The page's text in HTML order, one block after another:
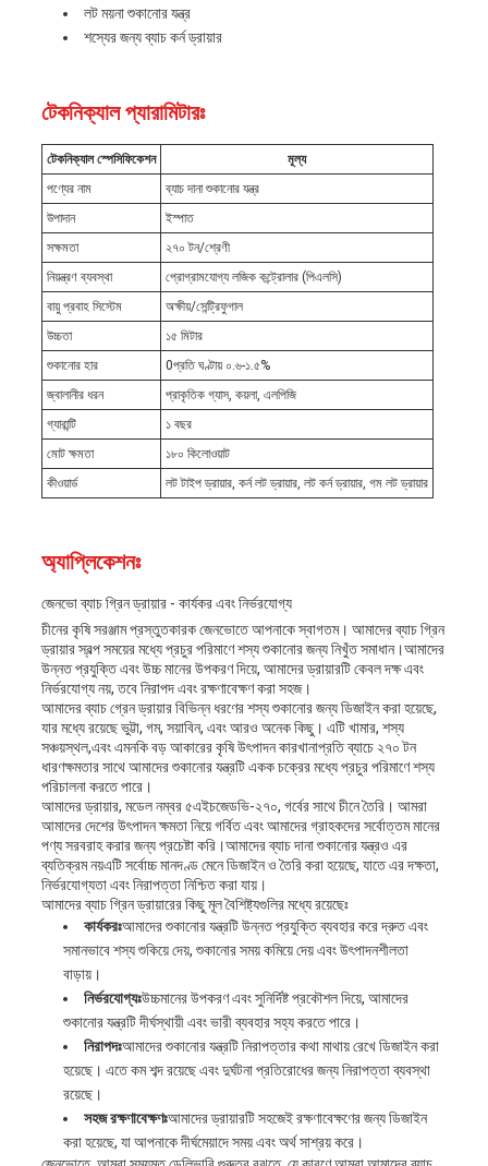
লট ময়না শুকানোর যন্ত্র
শস্যের জন্য ব্যাচ কর্ন ড্রায়ার
টেকনিক্যাল প্যারামিটারঃ
টেকনিক্যাল স্পেসিফিকেশন
মূল্য
পণ্যের নাম
ব্যাচ দানা শুকানোর যন্ত্র
উপাদান
ইস্পাত
সক্ষমতা
২৭০ টন/শ্রেণী
নিয়ন্ত্রণ ব্যবস্থা
প্রোগ্রামযোগ্য লজিক কন্ট্রোলার (পিএলসি)
বায়ু প্রবাহ সিস্টেম
অক্ষীয়/সেন্ট্রিফুগাল
উচ্চতা
১৫ মিটার
শুকানোর হার
0প্রতি ঘণ্টায় ০.৬-১.৫%
জ্বালানীর ধরন
প্রাকৃতিক গ্যাস, কয়লা, এলপিজি
গ্যারান্টি
১ বছর
মোট ক্ষমতা
১৮০ কিলোওয়াট
কীওয়ার্ড
লট টাইপ ড্রায়ার, কর্ন লট ড্রায়ার, লট কর্ন ড্রায়ার, গম লট ড্রায়ার
অ্যাপ্লিকেশনঃ
জেনভো ব্যাচ গ্রিন ড্রায়ার - কার্যকর এবং নির্ভরযোগ্য
চীনের কৃষি সরঞ্জাম প্রস্তুতকারক জেনভোতে আপনাকে স্বাগতম। আমাদের ব্যাচ গ্রিন
ড্রায়ার স্বল্প সময়ের মধ্যে প্রচুর পরিমাণে শস্য শুকানোর জন্য নিখুঁত সমাধান।আমাদের
উন্নত প্রযুক্তি এবং উচ্চ মানের উপকরণ দিয়ে, আমাদের ড্রায়ারটি কেবল দক্ষ এবং
নির্ভরযোগ্য নয়, তবে নিরাপদ এবং রক্ষণাবেক্ষণ করা সহজ।
আমাদের ব্যাচ গ্রেন ড্রায়ার বিভিন্ন ধরণের শস্য শুকানোর জন্য ডিজাইন করা হয়েছে,
যার মধ্যে রয়েছে ভুট্টা, গম, সয়াবিন, এবং আরও অনেক কিছু। এটি খামার, শস্য
সঞ্চয়স্থল,এবং এমনকি বড় আকারের কৃষি উৎপাদন কারখানাপ্রতি ব্যাচে ২৭০ টন
ধারণক্ষমতার সাথে আমাদের শুকানোর যন্ত্রটি একক চক্রের মধ্যে প্রচুর পরিমাণে শস্য
পরিচালনা করতে পারে।
আমাদের ড্রায়ার, মডেল নম্বর ৫এইচজেডভি-২৭০, গর্বের সাথে চীনে তৈরি। আমরা
আমাদের দেশের উৎপাদন ক্ষমতা নিয়ে গর্বিত এবং আমাদের গ্রাহকদের সর্বোত্তম মানের
পণ্য সরবরাহ করার জন্য প্রচেষ্টা করি।আমাদের ব্যাচ দানা শুকানোর যন্ত্রও এর
ব্যতিক্রম নয়এটি সর্বোচ্চ মানদণ্ড মেনে ডিজাইন ও তৈরি করা হয়েছে, যাতে এর দক্ষতা,
নির্ভরযোগ্যতা এবং নিরাপত্তা নিশ্চিত করা যায়।
আমাদের ব্যাচ গ্রিন ড্রায়ারের কিছু মূল বৈশিষ্ট্যগুলির মধ্যে রয়েছেঃ
কার্যকরঃআমাদের শুকানোর যন্ত্রটি উন্নত প্রযুক্তি ব্যবহার করে দ্রুত এবং
সমানভাবে শস্য শুকিয়ে দেয়, শুকানোর সময় কমিয়ে দেয় এবং উৎপাদনশীলতা
বাড়ায়।
নির্ভরযোগ্যঃউচ্চমানের উপকরণ এবং সুনির্দিষ্ট প্রকৌশল দিয়ে, আমাদের
শুকানোর যন্ত্রটি দীর্ঘস্থায়ী এবং ভারী ব্যবহার সহ্য করতে পারে।
নিরাপদঃআমাদের শুকানোর যন্ত্রটি নিরাপত্তার কথা মাথায় রেখে ডিজাইন করা
হয়েছে। এতে কম শব্দ রয়েছে এবং দুর্ঘটনা প্রতিরোধের জন্য নিরাপত্তা ব্যবস্থা
রয়েছে।
সহজ রক্ষণাবেক্ষণঃআমাদের ড্রায়ারটি সহজেই রক্ষণাবেক্ষণের জন্য ডিজাইন
করা হয়েছে, যা আপনাকে দীর্ঘমেয়াদে সময় এবং অর্থ সাশ্রয় করে।